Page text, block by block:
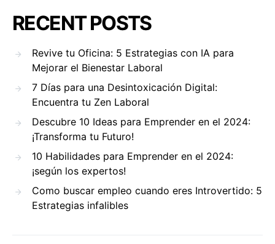
RECENT POSTS
Revive tu Oficina: 5 Estrategias con IA para
Mejorar el Bienestar Laboral
7 Días para una Desintoxicación Digital:
Encuentra tu Zen Laboral
Descubre 10 Ideas para Emprender en el 2024:
¡Transforma tu Futuro!
10 Habilidades para Emprender en el 2024:
¡según los expertos!
Como buscar empleo cuando eres Introvertido: 5
Estrategias infalibles